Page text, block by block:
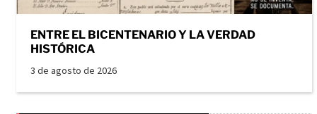
ENTRE EL BICENTENARIO Y LA VERDAD
HISTÓRICA
3 de agosto de 2026